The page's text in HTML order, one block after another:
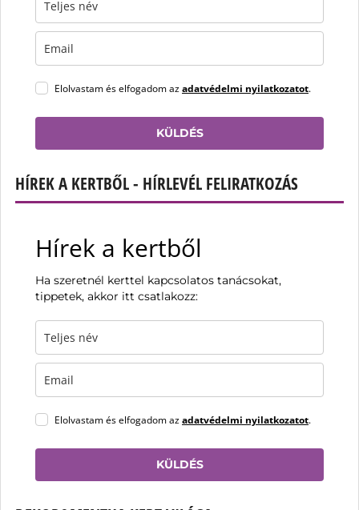
Elolvastam és elfogadom azadatvédelmi nyilatkozatot.
KÜLDÉS
HÍREK A KERTBŐL - HÍRLEVÉL FELIRATKOZÁS
Hírek a kertből
Ha szeretnél kerttel kapcsolatos tanácsokat,
tippetek, akkor itt csatlakozz:
Elolvastam és elfogadom azadatvédelmi nyilatkozatot.
KÜLDÉS